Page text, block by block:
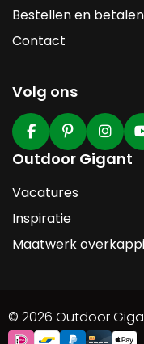
Bestellen en betalen
Contact
Volg ons
Outdoor Gigant
Vacatures
Inspiratie
Maatwerk
© 2026 Outdoor